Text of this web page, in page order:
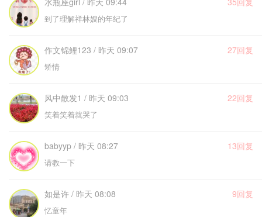
到了理解祥林嫂的年纪了
作文锦鲤123 / 昨天 09:07 27回复
矫情
风中散发1 / 昨天 09:03 22回复
笑着笑着就哭了
babyyp / 昨天 08:27 13回复
请教一下
如是许 / 昨天 08:08 9回复
忆童年